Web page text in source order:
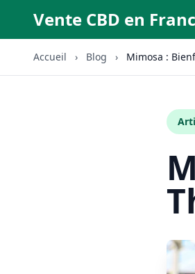
Vente CBD en
Accueil › Blog › Mimosa :